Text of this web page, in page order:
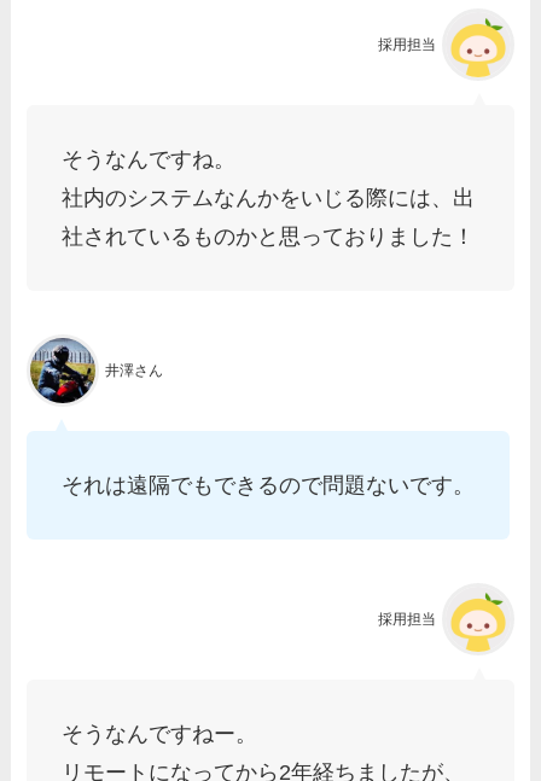
採用担当
そうなんですね。
社内のシステムなんかをいじる際には、出
社されているものかと思っておりました！
井澤さん
それは遠隔でもできるので問題ないです。
採用担当
そうなんですねー。
リモートになってから2年経ちましたが、